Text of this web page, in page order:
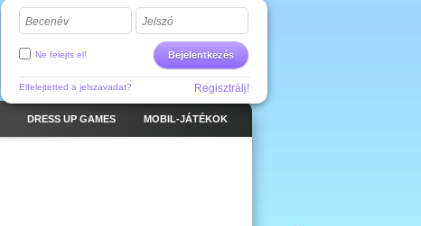
Becenév Jelszó
Bejelentkezés
Ne felejts el!
Elfelejtetted a jelszavadat? Regisztrálj!
DRESS UP GAMES MOBIL-JÁTÉKOK